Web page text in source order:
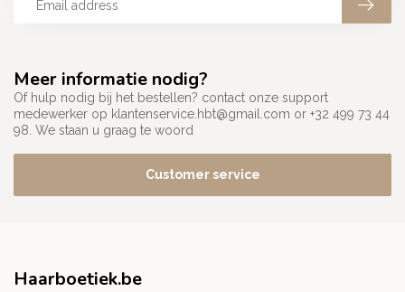
Meer informatie nodig?
Of hulp nodig bij het bestellen? contact onze support
medewerker op klantenservice.hbt@gmail.com or +32 499 73 44
98. We staan u graag te woord
Customer service
Haarboetiek.be